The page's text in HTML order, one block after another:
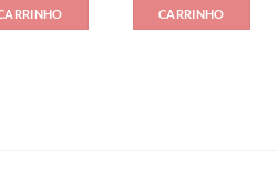
CARRINHO